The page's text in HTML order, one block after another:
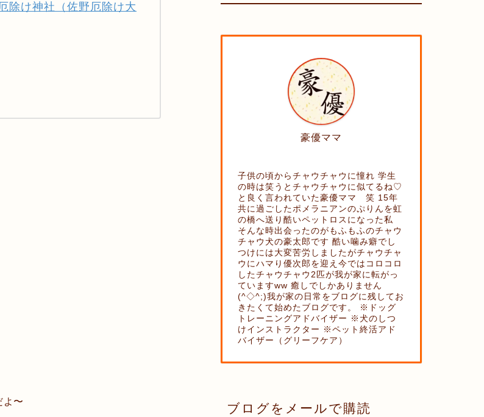
除け神社（佐野厄除け大
よ〜
豪優ママ
子供の頃からチャウチャウに憧れ 学生
の時は笑うとチャウチャウに似てるね♡
と良く言われていた豪優ママ 笑 15年
共に過ごしたポメラニアンのぷりんを虹
の橋へ送り酷いペットロスになった私
そんな時出会ったのがもふもふのチャウ
チャウ犬の豪太郎です 酷い噛み癖でし
つけには大変苦労しましたがチャウチャ
ウにハマり優次郎を迎え今ではコロコロ
したチャウチャウ2匹が我が家に転がっ
ていますww 癒しでしかありません
(^◇^;)我が家の日常をブログに残してお
きたくて始めたブログです。 ※ドッグ
トレーニングアドバイザー ※犬のしつ
けインストラクター ※ペット終活アド
バイザー（グリーフケア）
ブログをメールで購読